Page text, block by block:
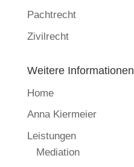
Pachtrecht
Zivilrecht
Weitere Informationen
Home
Anna Kiermeier
Leistungen
Mediation